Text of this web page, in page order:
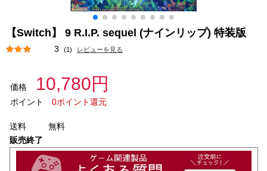
【Switch】 9 R.I.P. sequel (ナインリップ) 特装版
3 (1) レビューを見る
価格 10,780円
ポイント 0ポイント還元
送料
無料
販売終了